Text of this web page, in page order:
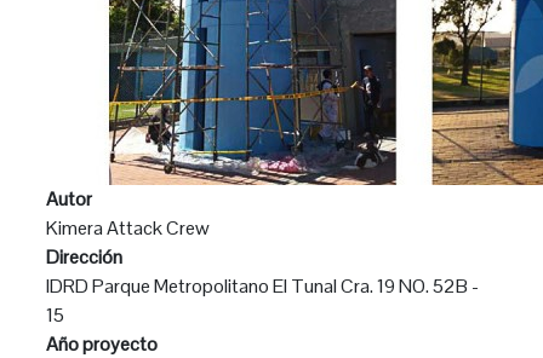
Autor
Kimera Attack Crew
Dirección
IDRD Parque Metropolitano El Tunal Cra. 19 NO. 52B -
15
Año proyecto